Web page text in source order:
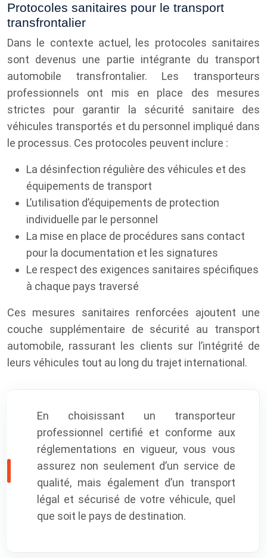
Protocoles sanitaires pour le transport
transfrontalier
Dans le contexte actuel, les protocoles sanitaires
sont devenus une partie intégrante du transport
automobile transfrontalier. Les transporteurs
professionnels ont mis en place des mesures
strictes pour garantir la sécurité sanitaire des
véhicules transportés et du personnel impliqué dans
le processus. Ces protocoles peuvent inclure :
La désinfection régulière des véhicules et des
équipements de transport
L’utilisation d’équipements de protection
individuelle par le personnel
La mise en place de procédures sans contact
pour la documentation et les signatures
Le respect des exigences sanitaires spécifiques
à chaque pays traversé
Ces mesures sanitaires renforcées ajoutent une
couche supplémentaire de sécurité au transport
automobile, rassurant les clients sur l’intégrité de
leurs véhicules tout au long du trajet international.
En choisissant un transporteur
professionnel certifié et conforme aux
réglementations en vigueur, vous vous
assurez non seulement d’un service de
qualité, mais également d’un transport
légal et sécurisé de votre véhicule, quel
que soit le pays de destination.